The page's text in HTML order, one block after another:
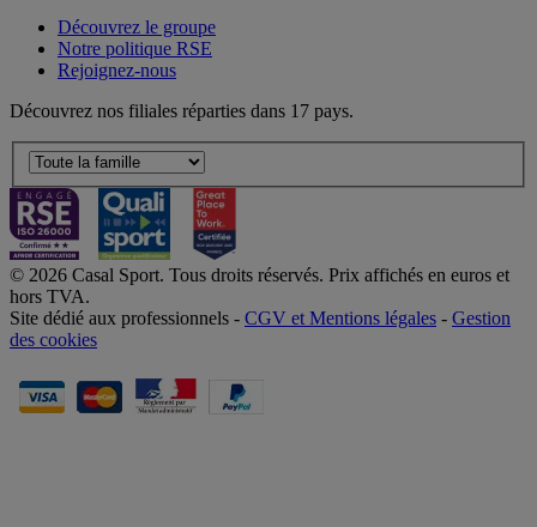
Découvrez le groupe
Notre politique RSE
Rejoignez-nous
Découvrez nos filiales réparties dans 17 pays.
© 2026 Casal Sport. Tous droits réservés. Prix affichés en euros et
hors TVA.
Site dédié aux professionnels - CGV et Mentions légales - Gestion
des cookies